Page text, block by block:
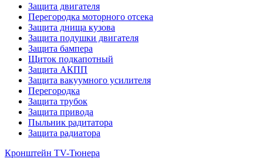
Защита двигателя
Перегородка моторного отсека
Защита днища кузова
Защита подушки двигателя
Защита бампера
Щиток подкапотный
Защита АКПП
Защита вакуумного усилителя
Перегородка
Защита трубок
Защита привода
Пыльник радитатора
Защита радиатора
Кронштейн TV-Тюнера